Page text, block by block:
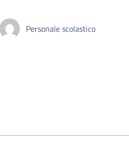
Personale scolastico